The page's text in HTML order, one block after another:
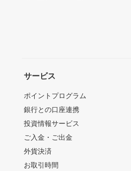
サービス
ポイントプログラム
銀行との口座連携
投資情報サービス
ご入金・ご出金
外貨決済
お取引時間